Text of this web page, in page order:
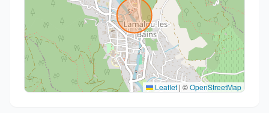
Leaflet | ©OpenStreetMap